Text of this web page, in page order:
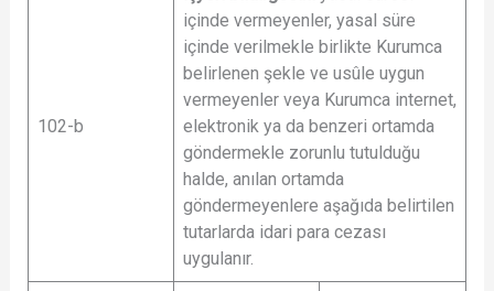
102-b
içinde vermeyenler, yasal süre
içinde verilmekle birlikte Kurumca
belirlenen şekle ve usûle uygun
vermeyenler veya Kurumca internet,
elektronik ya da benzeri ortamda
göndermekle zorunlu tutulduğu
halde, anılan ortamda
göndermeyenlere aşağıda belirtilen
tutarlarda idari para cezası
uygulanır.